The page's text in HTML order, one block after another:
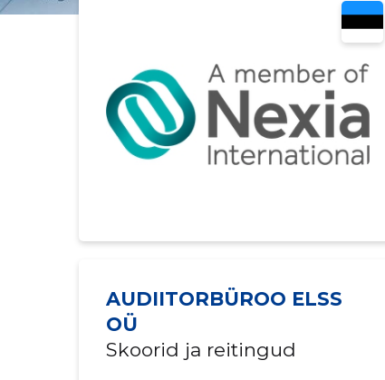
AUDIITORBÜROO ELSS
OÜ
Skoorid ja reitingud